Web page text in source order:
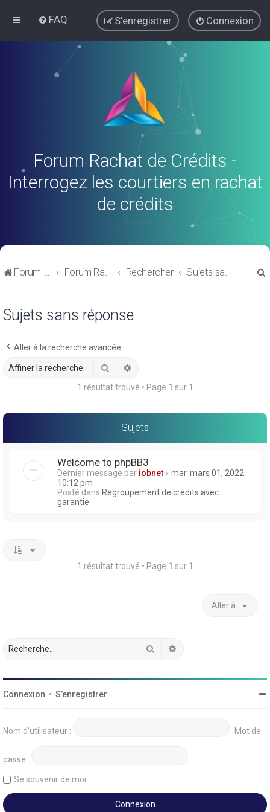
FAQ Connexion
S’enregistrer
Forum Rachat de Crédits -
Interrogez les courtiers en rachat
de crédits
Forum de discussions sur le Regroupement de Crédits et le Rachat de Crédits Forum Rachat de Crédits Rechercher Sujets sans réponse
Sujets sans réponse
Aller à la recherche avancée
Rechercher
1 résultat trouvé • Page 1 sur 1
Sujets
Welcome to phpBB3
Dernier message par iobnet « mar. mars 01, 2022
10:12 pm
Posté dans Regroupement de crédits avec
garantie
1 résultat trouvé • Page 1 sur 1
Aller à
Rechercher
Connexion • S’enregistrer
Nom d’utilisateur : Mot de
passe :
Se souvenir de moi